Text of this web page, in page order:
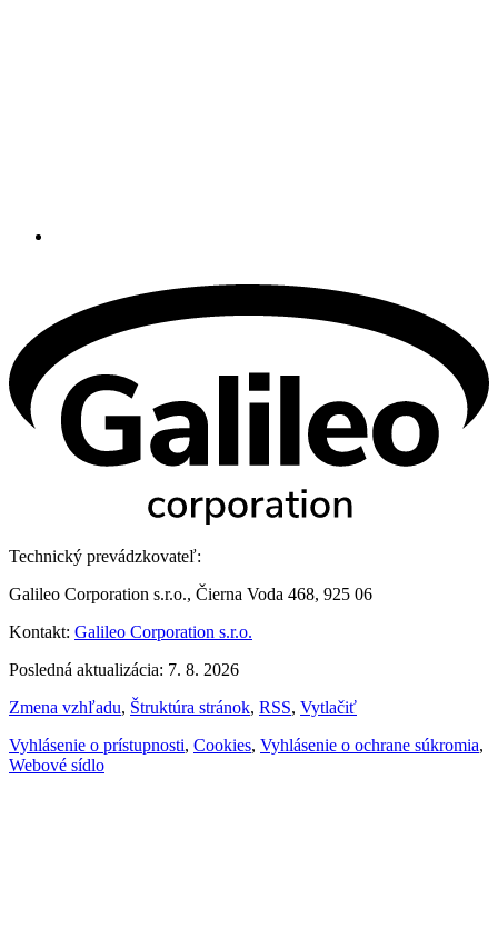
Technický prevádzkovateľ:
Galileo Corporation s.r.o., Čierna Voda 468, 925 06
Kontakt: Galileo Corporation s.r.o.
Posledná aktualizácia: 7. 8. 2026
Zmena vzhľadu, Štruktúra stránok, RSS, Vytlačiť
Vyhlásenie o prístupnosti, Cookies, Vyhlásenie o ochrane súkromia,
Webové sídlo